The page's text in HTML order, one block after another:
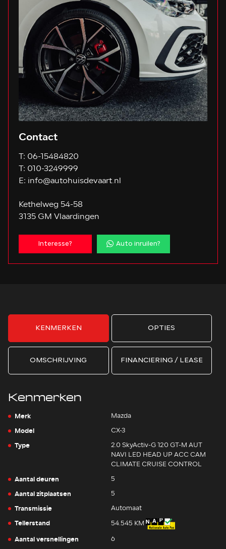
Contact
T: 06-15484820
T: 010-3249999
E: info@autohuisdevaart.nl
Kethelweg 54-58
3135 GM Vlaardingen
Interesse? Auto inruilen?
KENMERKEN OPTIES
OMSCHRIJVING FINANCIERING / LEASE
Kenmerken
Merk Mazda
Model CX-3
Type
2.0 SkyActiv-G 120 GT-M AUT
NAVI LED HEAD UP ACC CAM
CLIMATE CRUISE CONTROL
Aantal deuren 5
Aantal zitplaatsen 5
Transmissie Automaat
Tellerstand 54.545 KM
Aantal versnellingen 6